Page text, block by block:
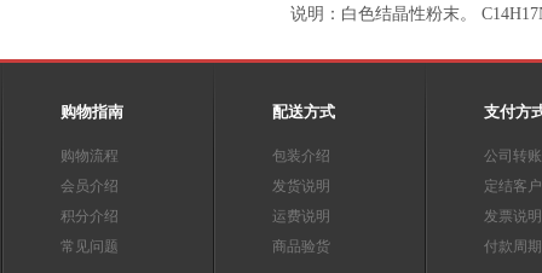
说明：白色结晶性粉末。
购物指南
购物流程
会员介绍
积分介绍
常见问题
配送方式
包装介绍
发货说明
运费说明
商品验货
支付方
公司转账
定结客户
发票说明
付款周期